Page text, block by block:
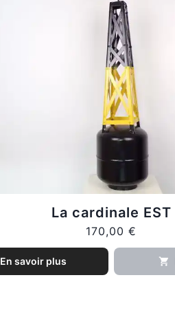
La cardinale EST
170,00 €
En savoir plus